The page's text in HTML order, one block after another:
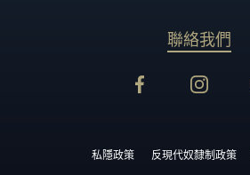
聯絡我們
私隱政策 反現代奴隸制政策